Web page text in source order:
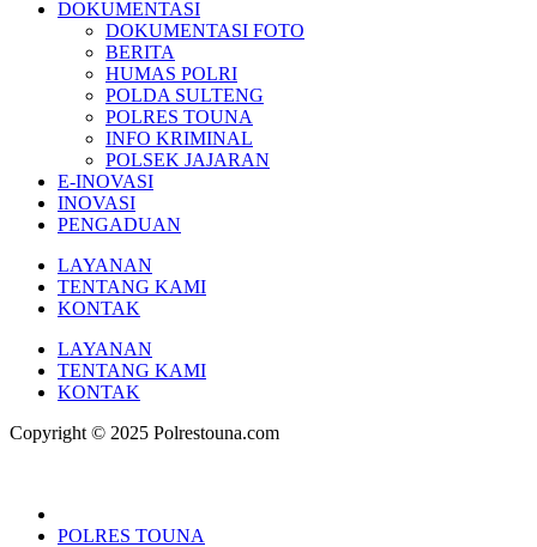
DOKUMENTASI
DOKUMENTASI FOTO
BERITA
HUMAS POLRI
POLDA SULTENG
POLRES TOUNA
INFO KRIMINAL
POLSEK JAJARAN
E-INOVASI
INOVASI
PENGADUAN
LAYANAN
TENTANG KAMI
KONTAK
LAYANAN
TENTANG KAMI
KONTAK
Copyright © 2025 Polrestouna.com
POLRES TOUNA